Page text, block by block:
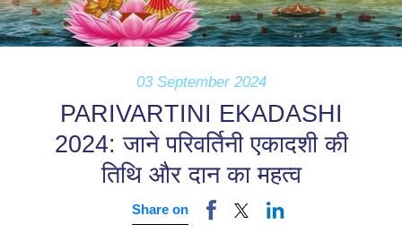
03 September 2024
PARIVARTINI EKADASHI
2024: जाने परिवर्तिनी एकादशी की
तिथि और दान का महत्व
Share on